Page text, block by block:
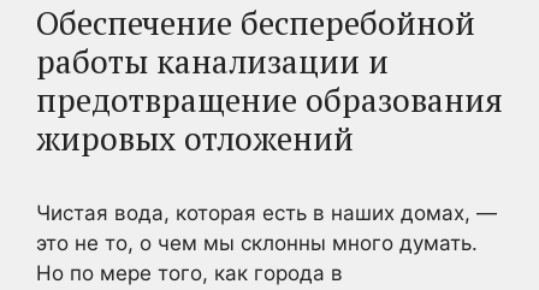
Обеспечение бесперебойной
работы канализации и
предотвращение образования
жировых отложений
Чистая вода, которая есть в наших домах, —
это не то, о чем мы склонны много думать.
Но по мере того, как города в